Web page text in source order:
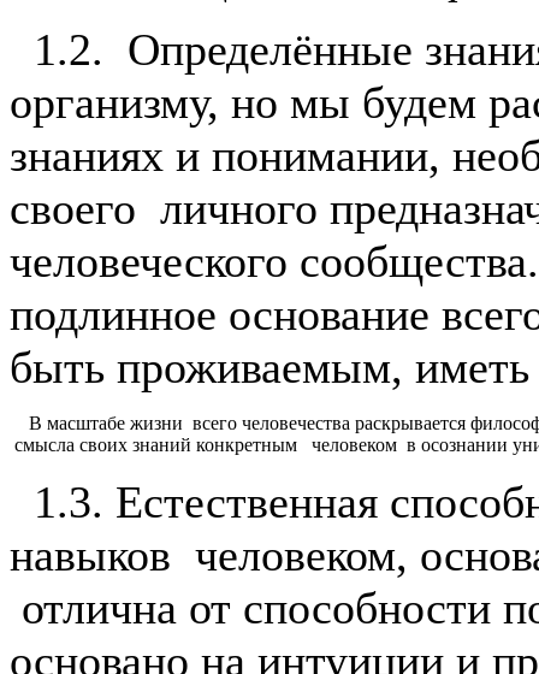
1.2. Определённые
организму, но мы будем
знаниях и понимании,
своего личного
человеческого
подлинное основание
быть проживаемым,
В масштабе жизни всего человечества раскрывается
смысла своих знаний конкретным человеком в осознании
1.3. Естественная
навыков человеком,
отлична от способности
основано на интуиции и